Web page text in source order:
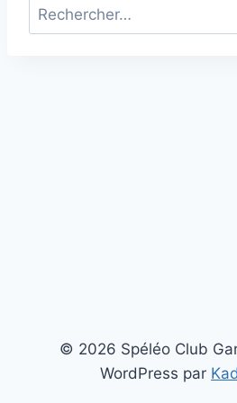
Rechercher :
© 2026 Spéléo Club
WordPress par